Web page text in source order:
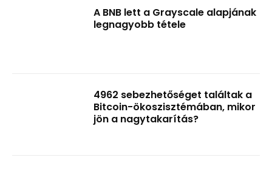
A BNB lett a Grayscale alapjának
legnagyobb tétele
4962 sebezhetőséget találtak a
Bitcoin-ökoszisztémában, mikor
jön a nagytakarítás?